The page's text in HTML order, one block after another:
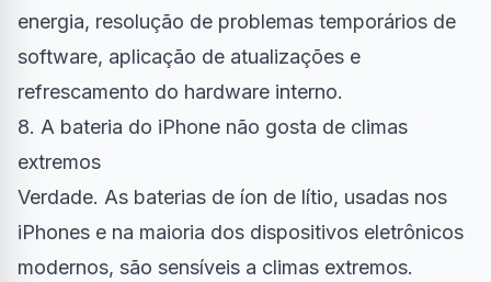
energia, resolução de problemas temporários de
software, aplicação de atualizações e
refrescamento do hardware interno.
8. A bateria do iPhone não gosta de climas
extremos
Verdade. As baterias de íon de lítio, usadas nos
iPhones e na maioria dos dispositivos eletrônicos
modernos, são sensíveis a climas extremos.